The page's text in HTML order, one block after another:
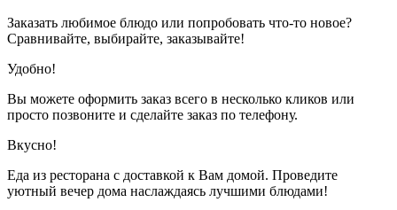
Заказать любимое блюдо или попробовать что-то новое?
Сравнивайте, выбирайте, заказывайте!
Удобно!
Вы можете оформить заказ всего в несколько кликов или
просто позвоните и сделайте заказ по телефону.
Вкусно!
Еда из ресторана с доставкой к Вам домой. Проведите
уютный вечер дома наслаждаясь лучшими блюдами!